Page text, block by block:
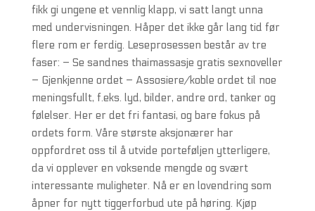
fikk gi ungene et vennlig klapp, vi satt langt unna
med undervisningen. Håper det ikke går lang tid før
flere rom er ferdig. Leseprosessen består av tre
faser: – Se sandnes thaimassasje gratis sexnoveller
– Gjenkjenne ordet – Assosiere/koble ordet til noe
meningsfullt, f.eks. lyd, bilder, andre ord, tanker og
følelser. Her er det fri fantasi, og bare fokus på
ordets form. Våre største aksjonærer har
oppfordret oss til å utvide porteføljen ytterligere,
da vi opplever en voksende mengde og svært
interessante muligheter. Nå er en lovendring som
åpner for nytt tiggerforbud ute på høring. Kjøp